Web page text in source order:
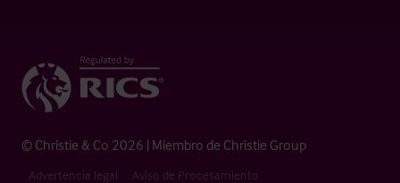
© Christie & Co 2026 | Miembro de Christie Group
Advertencia legal Aviso de Procesamiento